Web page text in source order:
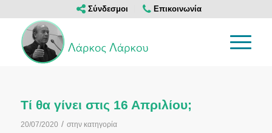
Σύνδεσμοι Επικοινωνία
Τί θα γίνει στις 16 Απριλίου;
20/07/2020 / στην κατηγορία